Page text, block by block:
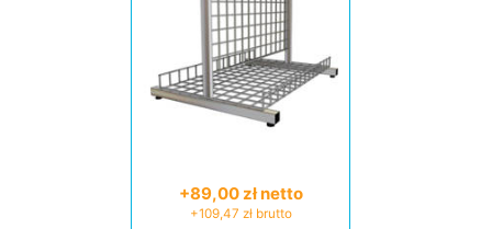
+89,00 zł netto
+109,47 zł brutto